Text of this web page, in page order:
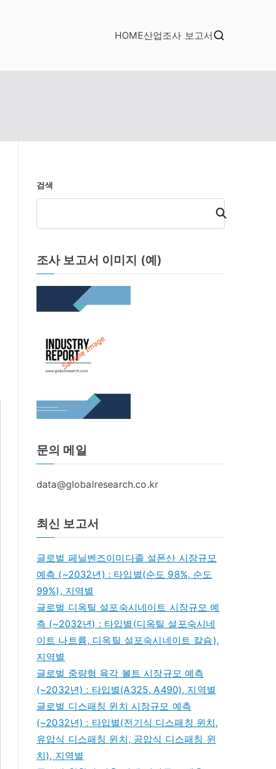
HOME산업조사 보고서
검색
검
색
조사 보고서 이미지 (예)
문의 메일
data@globalresearch.co.kr
최신 보고서
글로벌 페닐벤즈이미다졸 설폰산 시장규모
예측 (~2032년) : 타입별(순도 98%, 순도
99%), 지역별
글로벌 디옥틸 설포숙시네이트 시장규모 예
측 (~2032년) : 타입별(디옥틸 설포숙시네
이트 나트륨, 디옥틸 설포숙시네이트 칼슘),
지역별
글로벌 중량형 육각 볼트 시장규모 예측
(~2032년) : 타입별(A325, A490), 지역별
글로벌 디스패칭 윈치 시장규모 예측
(~2032년) : 타입별(전기식 디스패칭 윈치,
유압식 디스패칭 윈치, 공압식 디스패칭 윈
치), 지역별